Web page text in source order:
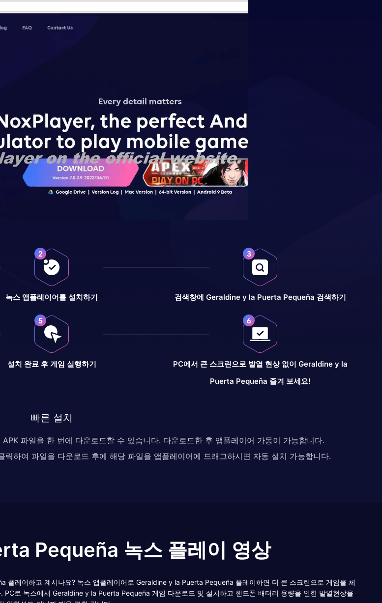
녹스 앱플레이어를 설치하기 검색창에 Geraldine y la Puerta Pequeña 검색하기
설치 완료 후 게임 실행하기
PC에서 큰 스크린으로 발열 현상 없이 Geraldine y la
Puerta Pequeña 즐겨 보세요!
빠른 설치
파일을 한 번에 다운로드할 수 있습니다. 다운로드한 후 앱플레이어 가동이 가능합니다.
하여 파일을 다운로드 후에 해당 파일을 앱플레이어에 드래그하시면 자동 설치 가능합니다.
Pequeña 녹스 플레이 영상
레이하고 계시나요? 녹스 앱플레이어로 Geraldine y la Puerta Pequeña 플레이하면 더 큰 스크린으로 게임을 체
로 녹스에서 Geraldine y la Puerta Pequeña 게임 다운로드 및 설치하고 핸드폰 배터리 용량을 인한 발열현상을